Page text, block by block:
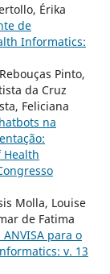
Érika
de
Informatics:
Pinto,
da Cruz
Feliciana
na
Health
Molla, Louise
de Fatima
para o
v. 13